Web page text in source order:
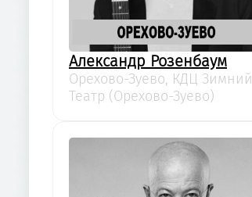
Александр Розенбаум
Орехово-Зуево, КДЦ Зимний
Театр (Орехово-Зуево)